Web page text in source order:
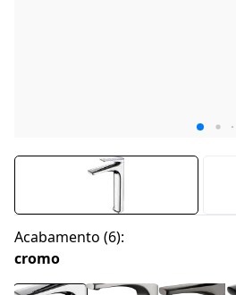
Acabamento (6):
cromo